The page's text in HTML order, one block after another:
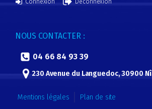
Connexion Déconnexion
NOUS CONTACTER :
04 66 84 93 39
230 Avenue du Languedoc, 30900
Mentions légales Plan de site